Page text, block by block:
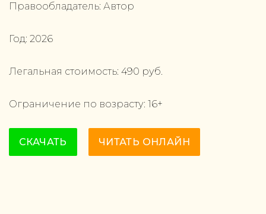
Правообладатель: Автор
Год: 2026
Легальная стоимость: 490 руб.
Ограничение по возрасту: 16+
СКАЧАТЬ ЧИТАТЬ ОНЛАЙН